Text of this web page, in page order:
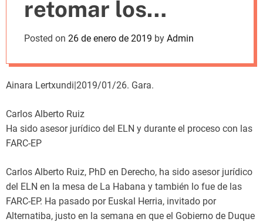
e
retomar los
diálogos y
humanizar sin que
se burle lo ya
suscrito
Posted on 26 de enero de 2019 by Admin
Ainara Lertxundi|2019/01/26. Gara.
Carlos Alberto Ruiz
Ha sido asesor jurídico del ELN y durante el proceso con las
FARC-EP
Carlos Alberto Ruiz, PhD en Derecho, ha sido asesor jurídico
del ELN en la mesa de La Habana y también lo fue de las
FARC-EP. Ha pasado por Euskal Herria, invitado por
Alternatiba, justo en la semana en que el Gobierno de Duque